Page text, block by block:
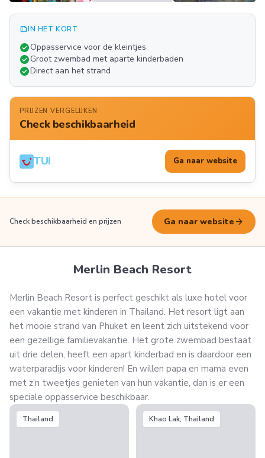
summarizeIN HET KORT
check_circleOppasservice voor de kleintjes
check_circleGroot zwembad met aparte kinderbaden
check_circleDirect aan het strand
PRIJZEN VERGELIJKEN
Check beschikbaarheid
TUI Ga naar website
Check beschikbaarheid en prijzen Ga naar website arrow_forward
Merlin Beach Resort
Merlin Beach Resort is perfect geschikt als luxe hotel voor
een vakantie met kinderen in Thailand. Het resort ligt aan
het mooie strand van Phuket en leent zich uitstekend voor
een gezellige familievakantie. Het grote zwembad bestaat
uit drie delen, heeft een apart kinderbad en is daardoor een
waterparadijs voor kinderen! En willen papa en mama even
met z’n tweetjes genieten van hun vakantie, dan is er een
speciale oppasservice beschikbaar.
Thailand Khao Lak, Thailand